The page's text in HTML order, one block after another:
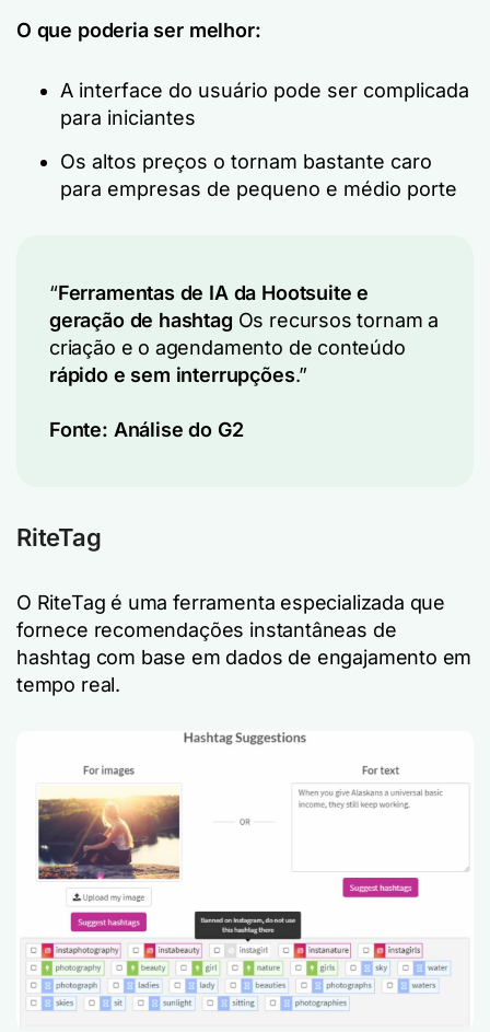
O que poderia ser melhor:
A interface do usuário pode ser complicada
para iniciantes
Os altos preços o tornam bastante caro
para empresas de pequeno e médio porte
“Ferramentas de IA da Hootsuite e
geração de hashtag Os recursos tornam a
criação e o agendamento de conteúdo
rápido e sem interrupções.”
Fonte: Análise do G2
RiteTag
O RiteTag é uma ferramenta especializada que
fornece recomendações instantâneas de
hashtag com base em dados de engajamento em
tempo real.